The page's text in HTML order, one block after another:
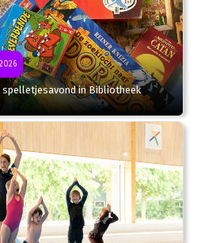
spelletjesavond in Bibliotheek